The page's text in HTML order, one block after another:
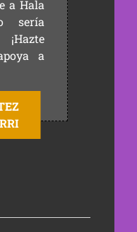
a Hala
sería
a